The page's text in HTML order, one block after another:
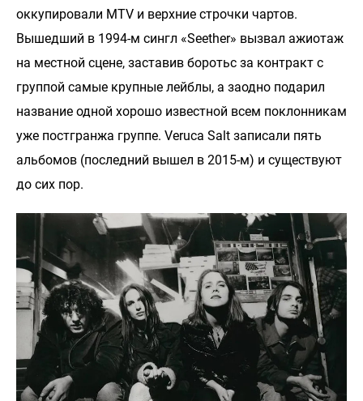
оккупировали MTV и верхние строчки чартов.
Вышедший в 1994-м сингл «Seether» вызвал ажиотаж
на местной сцене, заставив боротьс за контракт с
группой самые крупные лейблы, а заодно подарил
название одной хорошо известной всем поклонникам
уже постгранжа группе. Veruca Salt записали пять
альбомов (последний вышел в 2015-м) и существуют
до сих пор.